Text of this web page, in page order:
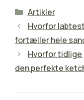
Kategorier
Artikler
Hvorfor
fortæller hele
Hvorfor
den perfekte